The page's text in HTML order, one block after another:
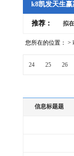
k8凯发天生赢
推荐： 拟
您所在的位置： >
24 25 26
信息标题题